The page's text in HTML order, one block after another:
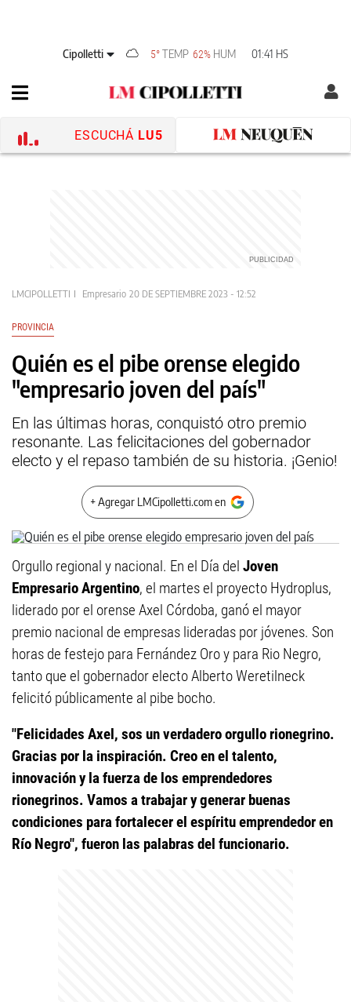
Cipolletti 5°TEMP 62% HUM 01:41 HS
ESCUCHÁ LU5
LMCIPOLLETTI Empresario 20 DE SEPTIEMBRE 2023 - 12:52
PROVINCIA
Quién es el pibe orense elegido
"empresario joven del país"
En las últimas horas, conquistó otro premio
resonante. Las felicitaciones del gobernador
electo y el repaso también de su historia. ¡Genio!
+ Agregar LMCipolletti.com en
Orgullo regional y nacional. En el Día del Joven
Empresario Argentino, el martes el proyecto Hydroplus,
liderado por el orense Axel Córdoba, ganó el mayor
premio nacional de empresas lideradas por jóvenes. Son
horas de festejo para Fernández Oro y para Rio Negro,
tanto que el gobernador electo Alberto Weretilneck
felicitó públicamente al pibe bocho.
"Felicidades Axel, sos un verdadero orgullo rionegrino.
Gracias por la inspiración. Creo en el talento,
innovación y la fuerza de los emprendedores
rionegrinos. Vamos a trabajar y generar buenas
condiciones para fortalecer el espíritu emprendedor en
Río Negro", fueron las palabras del funcionario.